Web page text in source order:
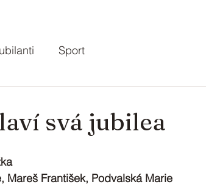
Sport
svá jubilea
Mareš František, Podvalská Marie